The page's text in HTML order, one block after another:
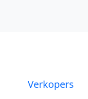
Verkopers